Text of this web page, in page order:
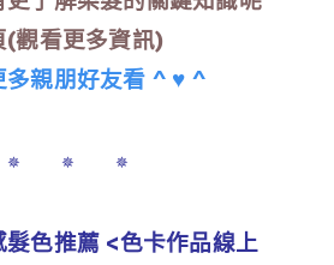
(觀看更多資訊)
多親朋好友看 ^ ♥ ^
✵ ✵ ✵
髮色推薦 <色卡作品線上